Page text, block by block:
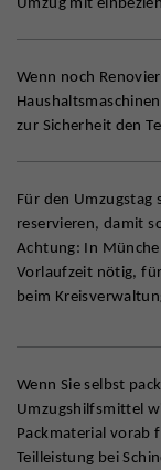
Wenn noch
zur Sicherheit den
Für den Umzugstag
reservieren, damit
Achtung: In
Vorlaufzeit nötig,
beim
Wenn Sie selbst
Umzugshilfsmittel
Packmaterial vorab
Teilleistung bei